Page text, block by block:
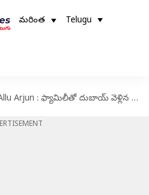
మరింత Telugu
Arjun : ఫ్యామిలీతో దుబాయ్ వెళ్లిన అల్లు అర్జున్.. ఎందుకంటే?